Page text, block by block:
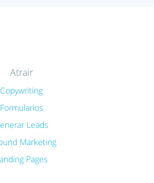
Atrair
Copywriting
Formularios
Leads
Marketing
Pages